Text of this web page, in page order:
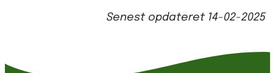
Senest opdateret 14-02-2025